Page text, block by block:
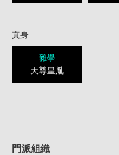
真身
雜學
天尊皇胤
門派組織